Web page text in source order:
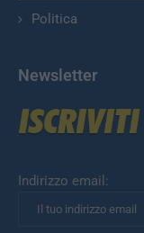
Politica
Newsletter
Indirizzo email: